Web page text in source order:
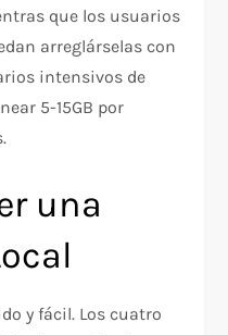
que los usuarios
arreglárselas con
intensivos de
5-15GB por
una
y fácil. Los cuatro